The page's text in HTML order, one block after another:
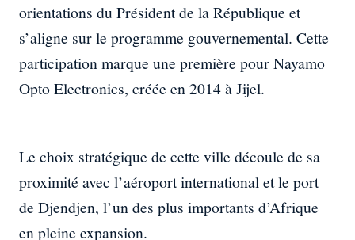
orientations du Président de la République et
s’aligne sur le programme gouvernemental. Cette
participation marque une première pour Nayamo
Opto Electronics, créée en 2014 à Jijel.
Le choix stratégique de cette ville découle de sa
proximité avec l’aéroport international et le port
de Djendjen, l’un des plus importants d’Afrique
en pleine expansion.